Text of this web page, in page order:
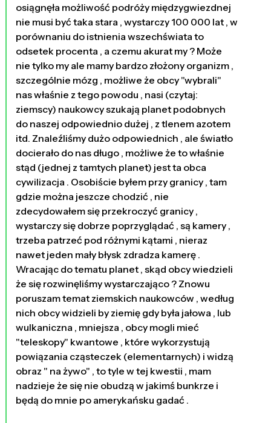
osiągnęła możliwość podróży międzygwiezdnej
nie musi być taka stara , wystarczy 100 000 lat , w
porównaniu do istnienia wszechświata to
odsetek procenta , a czemu akurat my ? Może
nie tylko my ale mamy bardzo złożony organizm ,
szczególnie mózg , możliwe że obcy "wybrali"
nas właśnie z tego powodu , nasi (czytaj:
ziemscy) naukowcy szukają planet podobnych
do naszej odpowiednio dużej , z tlenem azotem
itd. Znaleźliśmy dużo odpowiednich , ale światło
docierało do nas długo , możliwe że to właśnie
stąd (jednej z tamtych planet) jest ta obca
cywilizacja . Osobiście byłem przy granicy , tam
gdzie można jeszcze chodzić , nie
zdecydowałem się przekroczyć granicy ,
wystarczy się dobrze poprzyglądać , są kamery ,
trzeba patrzeć pod różnymi kątami , nieraz
nawet jeden mały błysk zdradza kamerę .
Wracając do tematu planet , skąd obcy wiedzieli
że się rozwinęliśmy wystarczająco ? Znowu
poruszam temat ziemskich naukowców , według
nich obcy widzieli by ziemię gdy była jałowa , lub
wulkaniczna , mniejsza , obcy mogli mieć
"teleskopy" kwantowe , które wykorzystują
powiązania cząsteczek (elementarnych) i widzą
obraz " na żywo" , to tyle w tej kwestii , mam
nadzieje że się nie obudzą w jakimś bunkrze i
będą do mnie po amerykańsku gadać .